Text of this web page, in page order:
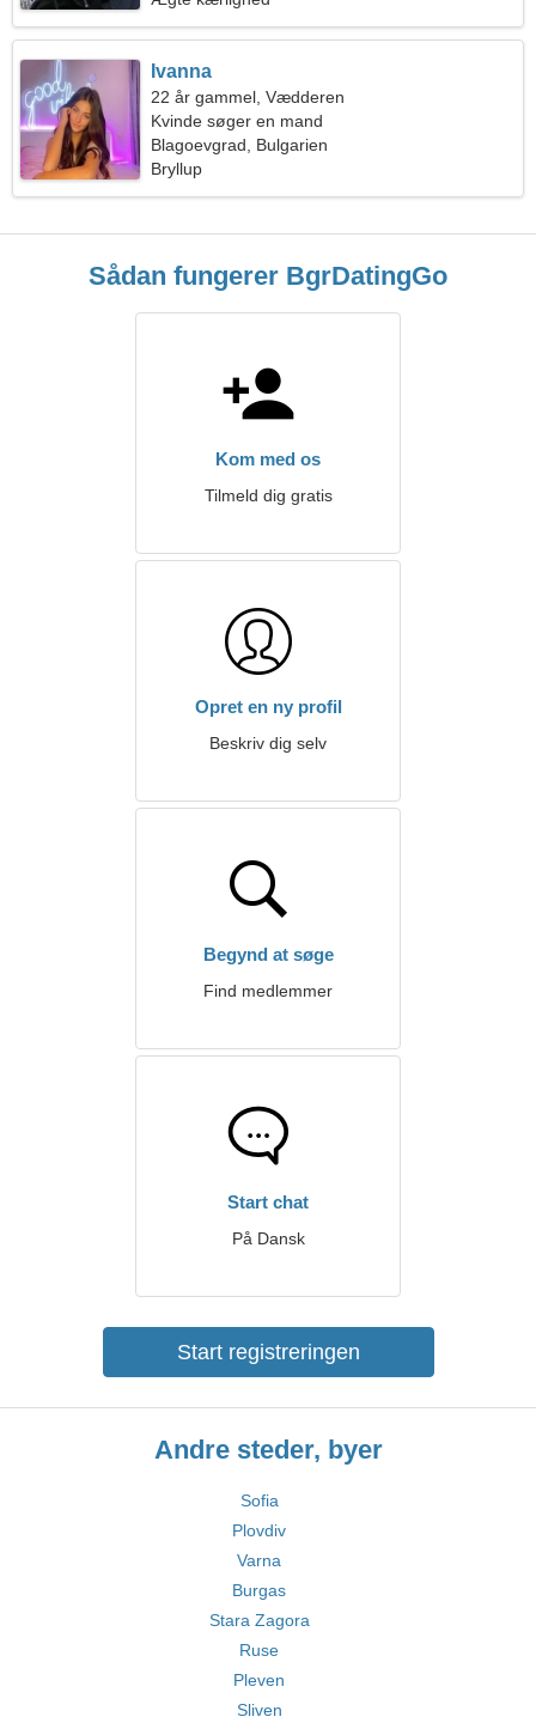
Ivanna
22 år gammel, Vædderen
Kvinde søger en mand
Blagoevgrad, Bulgarien
Bryllup
Sådan fungerer BgrDatingGo
Kom med os
Tilmeld dig gratis
Opret en ny profil
Beskriv dig selv
Begynd at søge
Find medlemmer
Start chat
På Dansk
Start registreringen
Andre steder, byer
Sofia
Plovdiv
Varna
Burgas
Stara Zagora
Ruse
Pleven
Sliven